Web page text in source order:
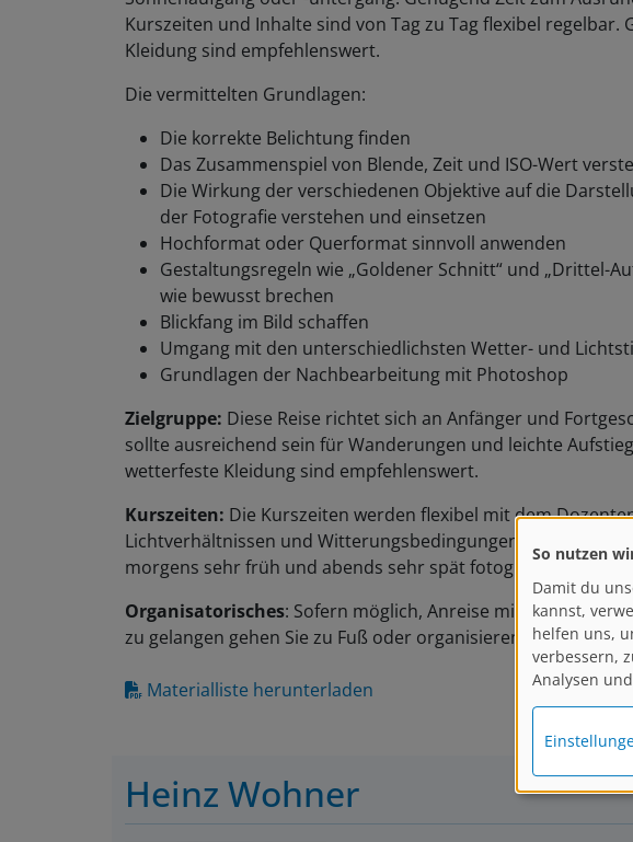
Kurszeiten und Inhalte sind von Tag zu Tag flexibel regelbar.
Kleidung sind empfehlenswert.
Die vermittelten Grundlagen:
Die korrekte Belichtung finden
Das Zusammenspiel von Blende, Zeit und ISO-Wert
Die Wirkung der verschiedenen Objektive auf die
der Fotografie verstehen und einsetzen
Hochformat oder Querformat sinnvoll anwenden
Gestaltungsregeln wie „Goldener Schnitt“ und „Drittel-
wie bewusst brechen
Blickfang im Bild schaffen
Umgang mit den unterschiedlichsten Wetter- und
Grundlagen der Nachbearbeitung mit Photoshop
Zielgruppe: Diese Reise richtet sich an Anfänger und
sollte ausreichend sein für Wanderungen und leichte
wetterfeste Kleidung sind empfehlenswert.
Kurszeiten: Die Kurszeiten werden flexibel mit dem
Lichtverhältnissen und Witterungsbedingungen individuell
morgens sehr früh und abends sehr spät fotografieren.
Organisatorisches: Sofern möglich, Anreise mit eigenem
zu gelangen gehen Sie zu Fuß oder organisieren vor Ort
Materialliste herunterladen
Heinz Wohner
So nutzen
Damit du
kannst,
helfen uns,
verbessern,
Analysen